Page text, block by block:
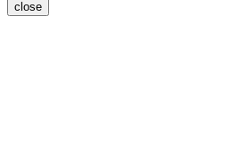
close